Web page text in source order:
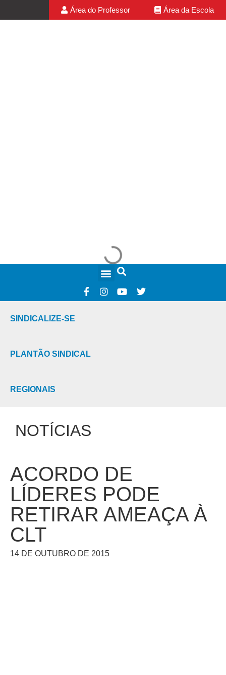
Área do Professor Área da Escola
SINDICALIZE-SE
PLANTÃO SINDICAL
REGIONAIS
NOTÍCIAS
ACORDO DE
LÍDERES PODE
RETIRAR AMEAÇA À
CLT
14 DE OUTUBRO DE 2015